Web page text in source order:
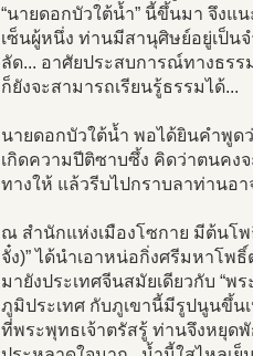
“นายดอกบัวใต้น้ำ” นี้ขึ้นมา จึงแ
เซ็นผู้หนึ่ง ท่านมีสานุศิษย์อยู่เป็
ลัด... อาศัยประสบการณ์ทางธร
ก็ยังจะสามารถเรียนรู้ธรรมได้...
นายดอกบัวใต้น้ำ พอได้ยินคำพูด
เกิดความปีติซาบซึ้ง คิดว่าตนคง
ทางให้ แล้วรีบไปกราบลาท่านอา
ณ สำนักแห่งเมืองโซกาย มีต้นโ
จั๋ง)” ได้นำเอาหน่อกิ่งศรีมหาโพ
มายังประเทศจีนสมัยเดียวกับ “
ภูมิประเทศ กับภูเขานี้มีรูปนูนขึ้น
ที่พระพุทธเจ้าตรัสรู้ ท่านจึงหยุด